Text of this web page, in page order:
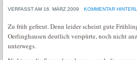
VERFASST AM 16. MÄRZ 2009 KOMMENTAR
Zu früh gefreut. Denn leider scheint gute
Oerlinghausen deutlich verspürte, noch nicht
unterwegs.